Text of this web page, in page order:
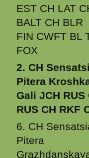
EST CH LAT
BALT CH BLR
FIN CWFT BL
FOX
2. CH
Pitera
Gali JCH RUS
RUS CH RKF
6. CH
Pitera